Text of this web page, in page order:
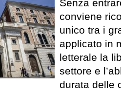
Senza
conviene
unico tra i
applicato in
letterale la
settore e
durata delle